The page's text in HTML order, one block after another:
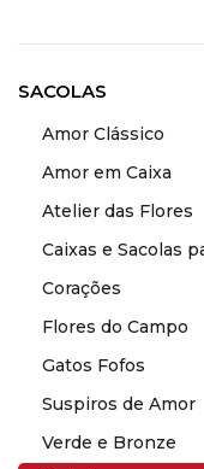
SACOLAS
Amor Clássico
Amor em Caixa
Atelier das Flores
Caixas e Sacolas
Corações
Flores do Campo
Gatos Fofos
Suspiros de Amor
Verde e Bronze